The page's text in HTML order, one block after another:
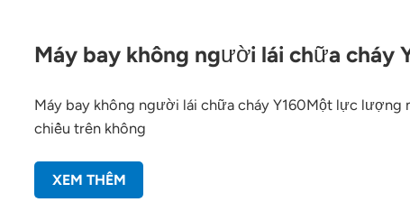
Máy bay không người lái chữa cháy
Máy bay không người lái chữa cháy Y160Một lực lượng
chiều trên không
XEM THÊM